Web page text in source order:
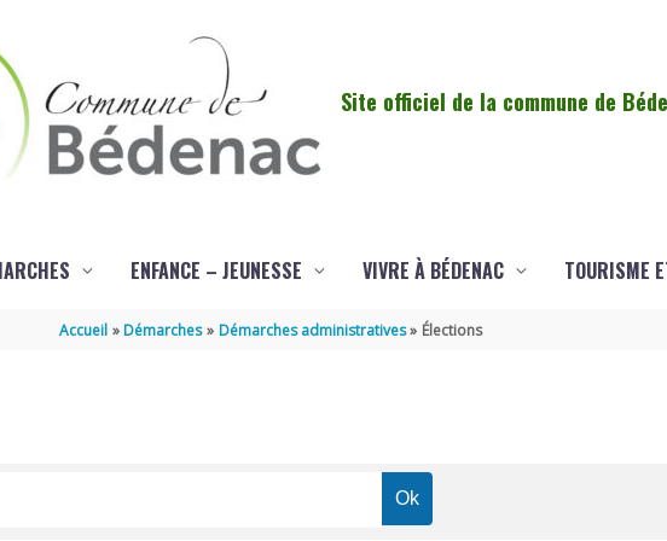
Site officiel de la commune de
ENFANCE – JEUNESSE VIVRE À BÉDENAC TOURISME
Accueil Démarches Démarches administratives Élections